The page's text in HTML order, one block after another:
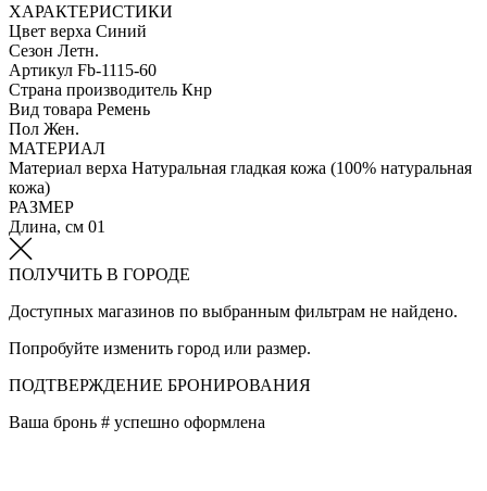
ХАРАКТЕРИСТИКИ
Цвет верха Синий
Сезон Летн.
Артикул Fb-1115-60
Страна производитель Кнр
Вид товара Ремень
Пол Жен.
МАТЕРИАЛ
Материал верха Натуральная гладкая кожа (100% натуральная
кожа)
РАЗМЕР
Длина, см 01
ПОЛУЧИТЬ В ГОРОДЕ
Доступных магазинов по выбранным фильтрам не найдено.
Попробуйте изменить город или размер.
ПОДТВЕРЖДЕНИЕ БРОНИРОВАНИЯ
Ваша бронь # успешно оформлена